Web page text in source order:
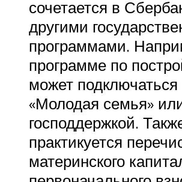
сочетается в
другими
программами.
программе по
может
«Молодая семья»
господдержкой.
практикуется
материнского